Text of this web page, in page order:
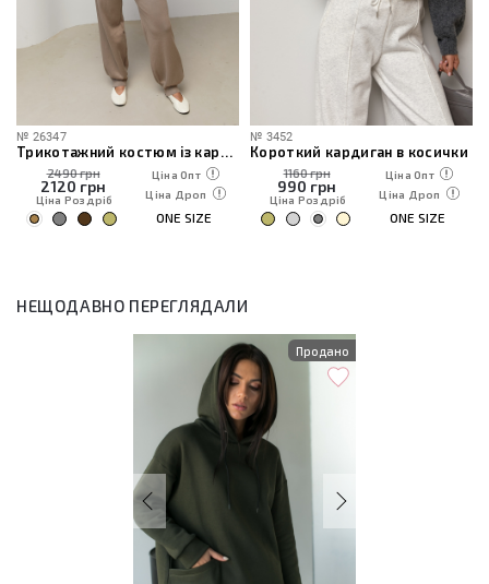
№ 26347
Трикотажний костюм із кардиганом, топом та штанами
2490 грн
2120 грн
Ціна Роздріб
Ціна Опт
Ціна Дроп
ONE SIZE
№ 3452
Короткий кардиган в косички
1160 грн
990 грн
Ціна Роздріб
Ціна Опт
Ціна Дроп
ONE SIZE
НЕЩОДАВНО ПЕРЕГЛЯДАЛИ
Продано